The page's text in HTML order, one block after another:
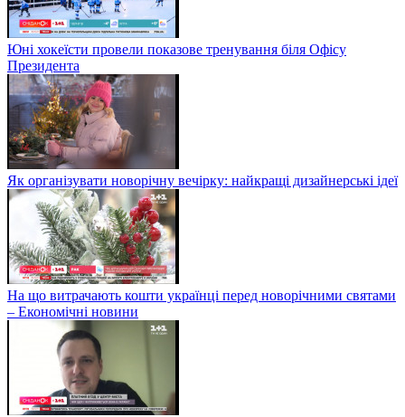
Юні хокеїсти провели показове тренування біля Офісу
Президента
Як організувати новорічну вечірку: найкращі дизайнерські ідеї
На що витрачають кошти українці перед новорічними святами
– Економічні новини